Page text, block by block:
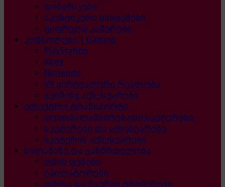
დინამიკები
აკუსტიკური სისტემები
ციფრული კამერები
კონსოლები | Gaming
PlayStation
Xbox
Nintendo
VR ვირტუალური რეალობა
გეიმინგ აქსესუარები
ელექტრო ტრანსპორტი
თვითბალანსირებადი სკუტერები
სკუტერები და აქსესუარები
სკუტერის აქსესუარები
სილამაზე და ჯანმრთელობა
თმის ფენები
ეპილატორები
თმისა და წვერის ტრიმერები